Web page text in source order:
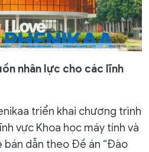
nhân lực cho các lĩnh
triển khai chương trình
vực Khoa học máy tính và
bán dẫn theo Đề án “Đào